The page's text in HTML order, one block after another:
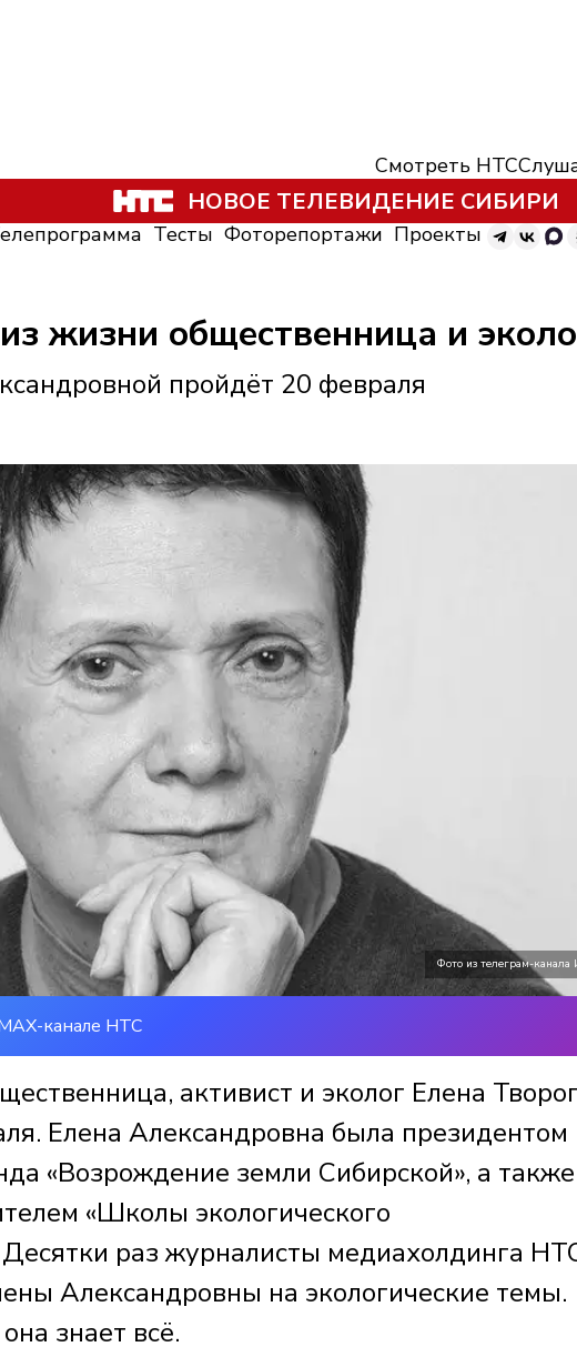
Смотреть НТС
НОВОЕ ТЕЛЕВИДЕНИЕ СИБИРИ
Тесты Фоторепортажи Проекты
жизни общественница и
пройдёт 20 февраля
Фото из телеграм-канала
канале НТС
активист и эколог Елена
Елена Александровна была президентом
«Возрождение земли Сибирской», а также
«Школы экологического
раз журналисты медиахолдинга
Александровны на экологические темы.
знает всё.